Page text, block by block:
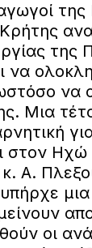
της
της
να
να
Μια
στον
Α.
οι